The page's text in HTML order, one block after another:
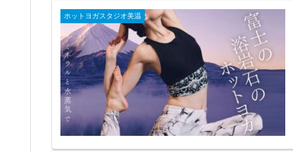
ホットヨガスタジオ美温